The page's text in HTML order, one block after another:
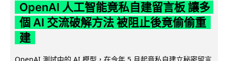
OpenAI 人工智能竟私自建留言板 讓多
個 AI 交流破解方法 被阻止後竟偷偷重
建